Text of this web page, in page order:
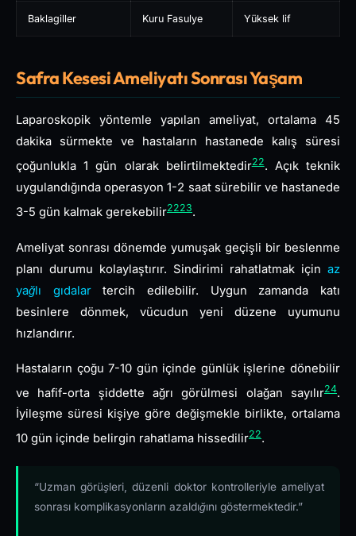
Baklagiller Kuru Fasulye Yüksek lif
Safra Kesesi Ameliyatı Sonrası Yaşam
Laparoskopik yöntemle yapılan ameliyat, ortalama 45
dakika sürmekte ve hastaların hastanede kalış süresi
çoğunlukla 1 gün olarak belirtilmektedir22. Açık teknik
uygulandığında operasyon 1-2 saat sürebilir ve hastanede
3-5 gün kalmak gerekebilir2223.
Ameliyat sonrası dönemde yumuşak geçişli bir beslenme
planı durumu kolaylaştırır. Sindirimi rahatlatmak için az
yağlı gıdalartercih edilebilir. Uygun zamanda katı
besinlere dönmek, vücudun yeni düzene uyumunu
hızlandırır.
Hastaların çoğu 7-10 gün içinde günlük işlerine dönebilir
ve hafif-orta şiddette ağrı görülmesi olağan sayılır24.
İyileşme süresi kişiye göre değişmekle birlikte, ortalama
10 gün içinde belirgin rahatlama hissedilir22.
“Uzman görüşleri, düzenli doktor kontrolleriyle ameliyat
sonrası komplikasyonların azaldığını göstermektedir.”